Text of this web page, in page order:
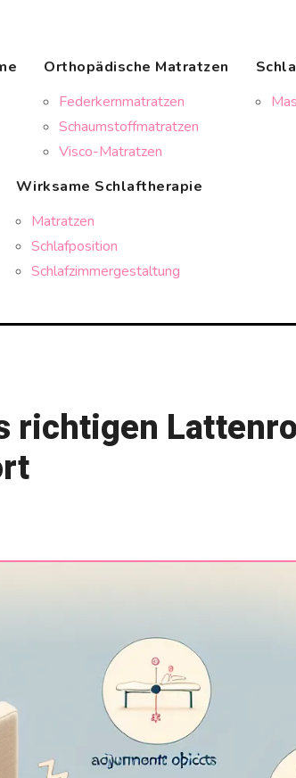
Orthopädische Matratzen
Federkernmatratzen
Schaumstoffmatratzen
Visco-Matratzen
Wirksame Schlaftherapie
Matratzen
Schlafposition
Schlafzimmergestaltung
richtigen